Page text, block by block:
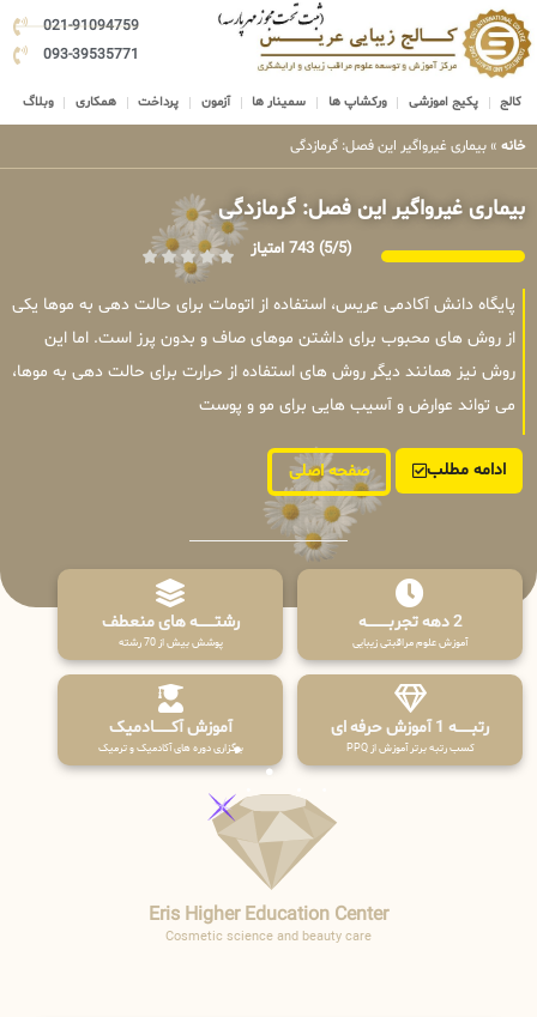
021-91094759
093-39535771
کالج پکیج اموزشی ورکشاپ ها سمینار ها آزمون پرداخت همکاری وبلاگ
خانه » بیماری غیرواگیر این فصل: گرمازدگی
بیماری غیرواگیر این فصل: گرمازدگی
(5/5) 743 امتیاز
پایگاه دانش آکادمی عریس، استفاده از اتومات برای حالت دهی به موها یکی
از روش های محبوب برای داشتن موهای صاف و بدون پرز است. اما این
روش نیز همانند دیگر روش های استفاده از حرارت برای حالت دهی به موها،
می تواند عوارض و آسیب هایی برای مو و پوست
ادامه مطلب صفحه اصلی
2 دهه تجربـــــــــه
آموزش علوم مراقبتی زیبایی
رشتـــــــه های منعطف
پوشش بیش از 70 رشته
رتبــــــه 1 آموزش حرفه ای
کسب رتبه برتر آموزش از PPQ
آموزش آکـــــــادمیک
برگزاری دوره های آکادمیک و ترمیک
Eris Higher Education Center
Cosmetic science and beauty care